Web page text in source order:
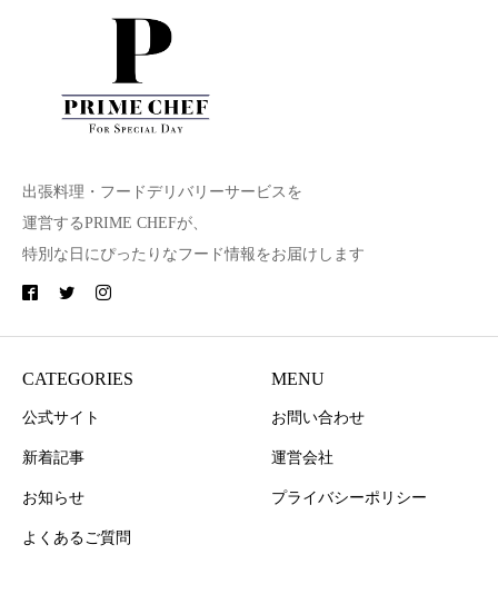
出張料理・フードデリバリーサービスを
運営するPRIME CHEFが、
特別な日にぴったりなフード情報をお届けします
CATEGORIES
公式サイト
新着記事
お知らせ
よくあるご質問
MENU
お問い合わせ
運営会社
プライバシーポリシー